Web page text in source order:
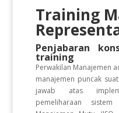
Training
Penjabaran
training
Perwakilan Manajemen
manajemen puncak
jawab atas
pemeliharaan